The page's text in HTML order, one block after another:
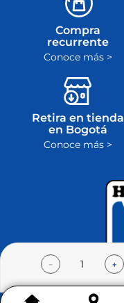
＋
－
Compra
recurrente
Conoce más >
Retira en tienda
en Bogotá
Conoce más >